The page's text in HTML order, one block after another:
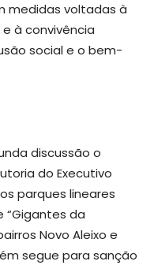
medidas voltadas à
à convivência
social e o bem-
discussão o
do Executivo
parques lineares
“Gigantes da
Novo Aleixo e
segue para sanção